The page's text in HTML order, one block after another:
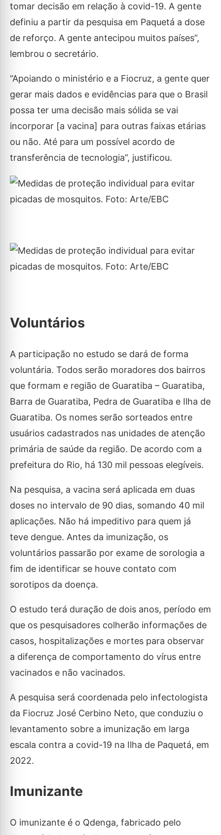
tomar decisão em relação à covid-19. A gente
definiu a partir da pesquisa em Paquetá a dose
de reforço. A gente antecipou muitos países”,
lembrou o secretário.
“Apoiando o ministério e a Fiocruz, a gente quer
gerar mais dados e evidências para que o Brasil
possa ter uma decisão mais sólida se vai
incorporar [a vacina] para outras faixas etárias
ou não. Até para um possível acordo de
transferência de tecnologia”, justificou.
Voluntários
A participação no estudo se dará de forma
voluntária. Todos serão moradores dos bairros
que formam e região de Guaratiba – Guaratiba,
Barra de Guaratiba, Pedra de Guaratiba e Ilha de
Guaratiba. Os nomes serão sorteados entre
usuários cadastrados nas unidades de atenção
primária de saúde da região. De acordo com a
prefeitura do Rio, há 130 mil pessoas elegíveis.
Na pesquisa, a vacina será aplicada em duas
doses no intervalo de 90 dias, somando 40 mil
aplicações. Não há impeditivo para quem já
teve dengue. Antes da imunização, os
voluntários passarão por exame de sorologia a
fim de identificar se houve contato com
sorotipos da doença.
O estudo terá duração de dois anos, período em
que os pesquisadores colherão informações de
casos, hospitalizações e mortes para observar
a diferença de comportamento do vírus entre
vacinados e não vacinados.
A pesquisa será coordenada pelo infectologista
da Fiocruz José Cerbino Neto, que conduziu o
levantamento sobre a imunização em larga
escala contra a covid-19 na Ilha de Paquetá, em
2022.
Imunizante
O imunizante é o Qdenga, fabricado pelo